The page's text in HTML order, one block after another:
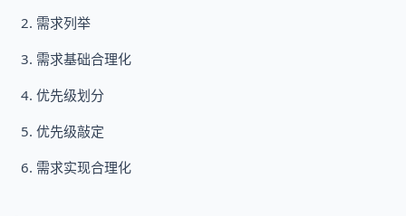
需求列举
需求基础合理化
优先级划分
优先级敲定
需求实现合理化